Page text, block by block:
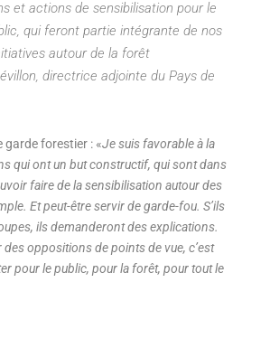
et actions de sensibilisation pour le
qui feront partie intégrante de nos
autour de la forêt
directrice adjointe du Pays de
garde forestier : «Je suis favorable à la
qui ont un but constructif, qui sont dans
faire de la sensibilisation autour des
Et peut-être servir de garde-fou. S’ils
ils demanderont des explications.
des oppositions de points de vue, c’est
pour le public, pour la forêt, pour tout le